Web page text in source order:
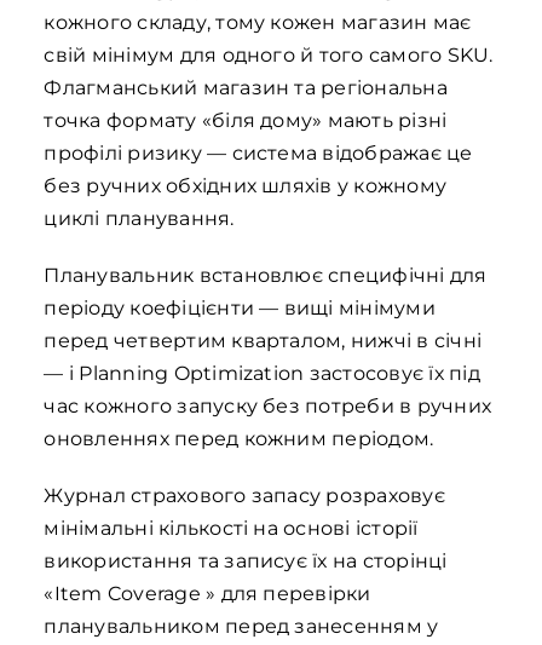
кожного складу, тому кожен магазин має
свій мінімум для одного й того самого SKU.
Флагманський магазин та регіональна
точка формату «біля дому» мають різні
профілі ризику — система відображає це
без ручних обхідних шляхів у кожному
циклі планування.
Планувальник встановлює специфічні для
періоду коефіцієнти — вищі мінімуми
перед четвертим кварталом, нижчі в січні
— і Planning Optimization застосовує їх під
час кожного запуску без потреби в ручних
оновленнях перед кожним періодом.
Журнал страхового запасу розраховує
мінімальні кількості на основі історії
використання та записує їх на сторінці
«Item Coverage » для перевірки
планувальником перед занесенням у